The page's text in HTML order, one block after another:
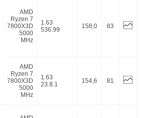
AMD
Ryzen 7
7800X3D
5000
MHz
1.63
536.99
158,0 83
AMD
Ryzen 7
7800X3D
5000
MHz
1.63
23.8.1
154,6 81